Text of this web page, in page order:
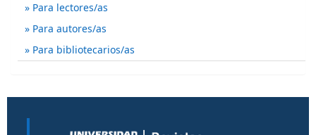
Para lectores/as
Para autores/as
Para bibliotecarios/as